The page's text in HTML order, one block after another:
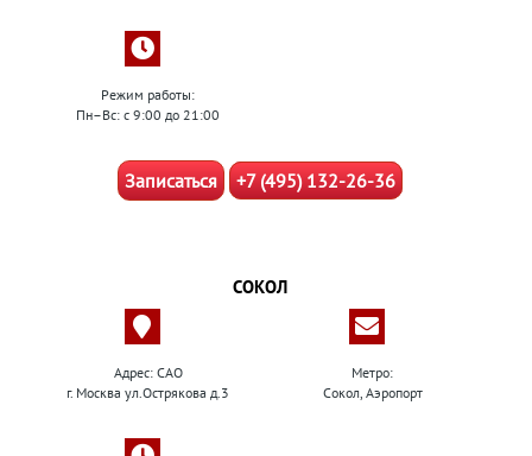
Режим работы:
Пн–Вс: с 9:00 до 21:00
Записаться +7 (495) 132-26-36
СОКОЛ
Адрес: САО
г. Москва ул.Острякова д.3
Метро:
Сокол, Аэропорт